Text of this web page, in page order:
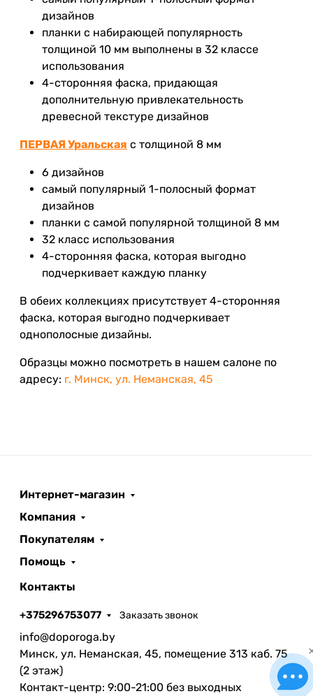
дизайнов
планки с набирающей популярность
толщиной 10 мм выполнены в 32 классе
использования
4-сторонняя фаска, придающая
дополнительную привлекательность
древесной текстуре дизайнов
ПЕРВАЯ Уральская с толщиной 8 мм
6 дизайнов
самый популярный 1-полосный формат
дизайнов
планки с самой популярной толщиной 8 мм
32 класс использования
4-сторонняя фаска, которая выгодно
подчеркивает каждую планку
В обеих коллекциях присутствует 4-сторонняя
фаска, которая выгодно подчеркивает
однополосные дизайны.
Образцы можно посмотреть в нашем салоне по
адресу: г. Минск, ул. Неманская, 45
Интернет-магазин
Компания
Покупателям
Помощь
Контакты
+375296753077 Заказать звонок
info@doporoga.by
Минск, ул. Неманская, 45, помещение 313 каб. 75
(2 этаж)
Контакт-центр: 9:00-21:00 без выходных